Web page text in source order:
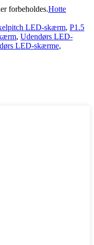
forbeholdes.Hotte
LED-skærm, P1.5
, Udendørs LED-
LED-skærme,